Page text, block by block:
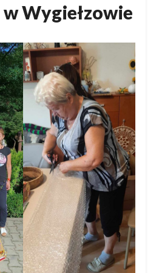
Wygiełzowie